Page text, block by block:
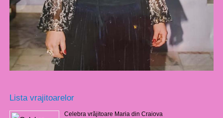
Lista vrajitoarelor
Celebra vrăjitoare Maria din Craiova